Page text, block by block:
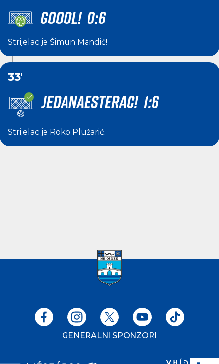
GOOOL! 0:6
Strijelac je Šimun Mandić!
33'
JEDANAESTERAC! 1:6
Strijelac je Roko Plužarić.
GENERALNI SPONZORI